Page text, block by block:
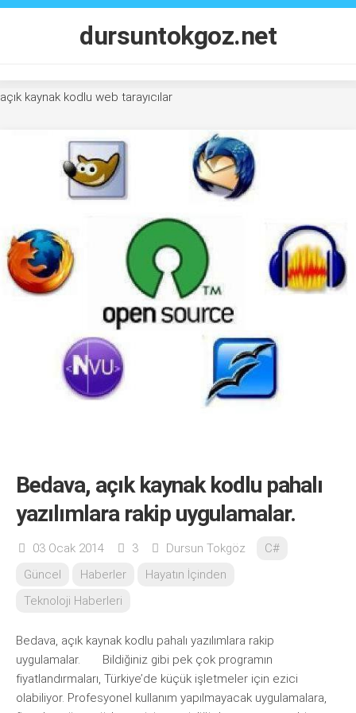
Skip
dursuntokgoz.net
açık kaynak kodlu web tarayıcılar
Bedava, açık kaynak kodlu pahalı
yazılımlara rakip uygulamalar.
03 Ocak 2014 3 Dursun Tokgöz
C#
Güncel
Haberler
Hayatın İçinden
Teknoloji Haberleri
Bedava, açık kaynak kodlu pahalı yazılımlara rakip
uygulamalar. Bildiğiniz gibi pek çok programın
fiyatlandırmaları, Türkiye’de küçük işletmeler için ezici
olabiliyor. Profesyonel kullanım yapılmayacak uygulamalara,